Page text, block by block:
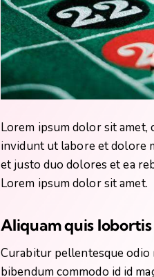
Lorem ipsum dolor sit
invidunt ut labore et dolore
et justo duo dolores et ea
Lorem ipsum dolor sit amet.
Aliquam quis
Curabitur pellentesque odio
bibendum commodo id id